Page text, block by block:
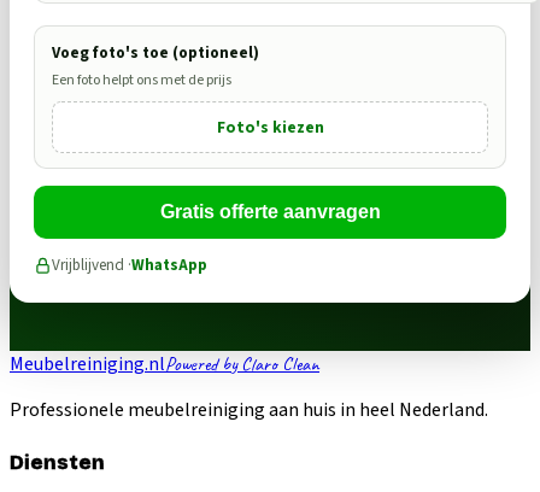
Voeg foto's toe (optioneel)
Een foto helpt ons met de prijs
Foto's kiezen
Gratis offerte aanvragen
Vrijblijvend ·WhatsApp
Meubelreiniging.nlPowered by Claro Clean
Professionele meubelreiniging aan huis in heel Nederland.
Diensten